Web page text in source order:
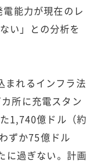
能力が現在のレ
い」との分析を
れるインフラ法
所に充電スタン
1,740億ドル（約
ずか75億ドル
に過ぎない。計画